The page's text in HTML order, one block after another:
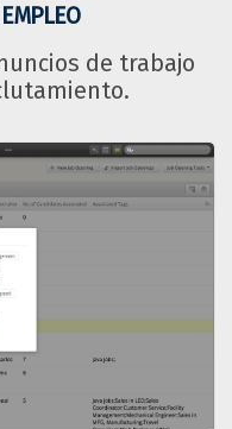
de trabajo